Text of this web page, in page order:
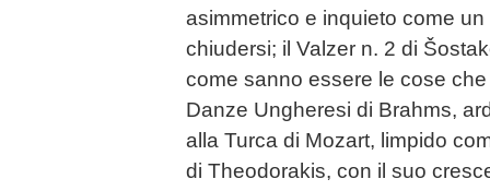
asimmetrico e inquieto come
chiudersi; il Valzer n. 2 di
come sanno essere le cose
Danze Ungheresi di Brahms,
alla Turca di Mozart, limpido
di Theodorakis, con il suo